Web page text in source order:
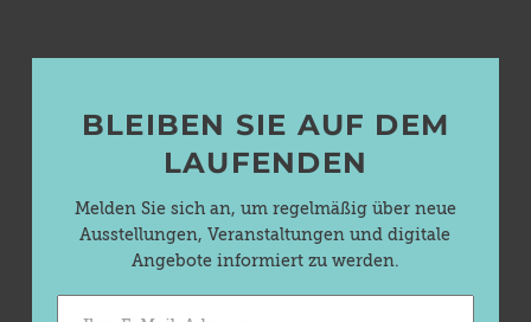
BLEIBEN SIE AUF DEM
LAUFENDEN
Melden Sie sich an, um regelmäßig über neue
Ausstellungen, Veranstaltungen und digitale
Angebote informiert zu werden.